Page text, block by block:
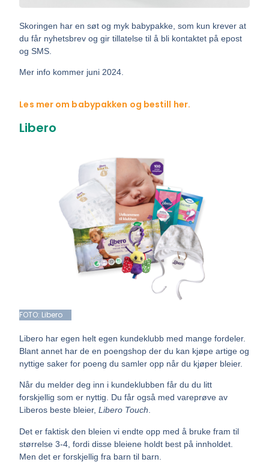
Skoringen har en søt og myk babypakke, som kun krever at
du får nyhetsbrev og gir tillatelse til å bli kontaktet på epost
og SMS.
Mer info kommer juni 2024.
Les mer om babypakken og bestill her.
Libero
FOTO: Libero
Libero har egen helt egen kundeklubb med mange fordeler.
Blant annet har de en poengshop der du kan kjøpe artige og
nyttige saker for poeng du samler opp når du kjøper bleier.
Når du melder deg inn i kundeklubben får du du litt
forskjellig som er nyttig. Du får også med vareprøve av
Liberos beste bleier,Libero Touch.
Det er faktisk den bleien vi endte opp med å bruke fram til
størrelse 3-4, fordi disse bleiene holdt best på innholdet.
Men det er forskjellig fra barn til barn.